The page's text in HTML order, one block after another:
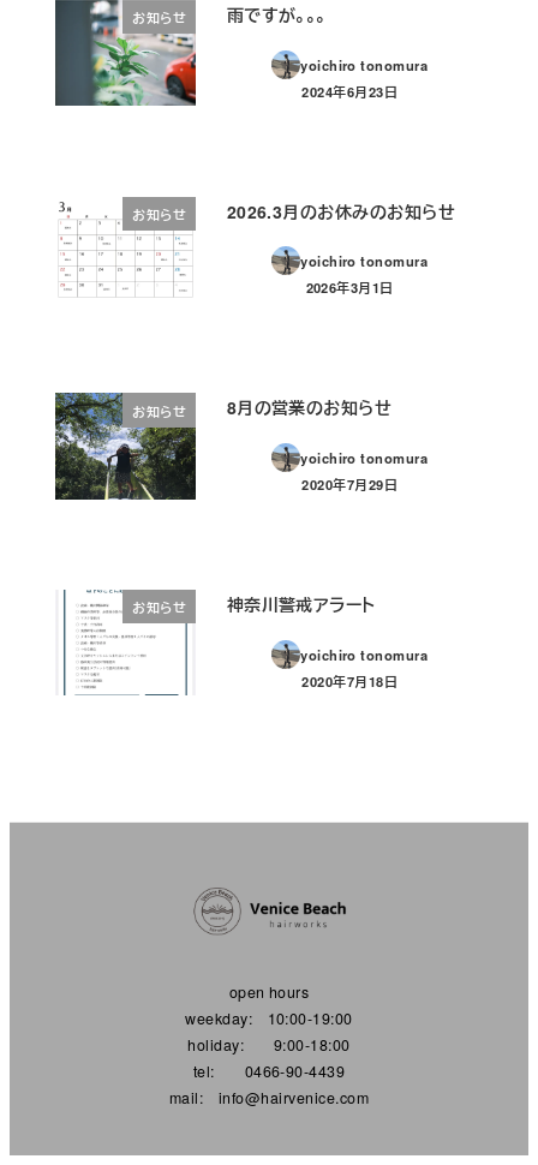
お知らせ 雨ですが。。。
yoichiro tonomura
投稿日
2024年6月23日
お知らせ 2026.3月のお休みのお知らせ
yoichiro tonomura
投稿日
2026年3月1日
お知らせ 8月の営業のお知らせ
yoichiro tonomura
投稿日
2020年7月29日
お知らせ 神奈川警戒アラート
yoichiro tonomura
投稿日
2020年7月18日
open hours
weekday: 10:00-19:00
holiday: 9:00-18:00
tel: 0466-90-4439
mail: info@hairvenice.com